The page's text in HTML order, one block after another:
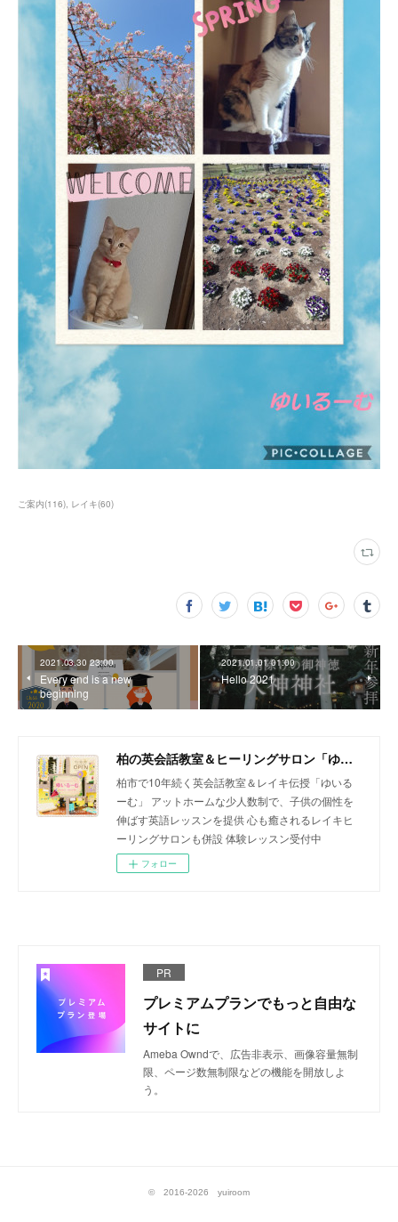
ご案内(116) レイキ(60)
2021.03.30 23:00
Every end is a new
beginning
2021.01.01 01:00
Hello 2021
柏の英会話教室＆ヒーリングサロン「ゆいるーむ」
柏市で10年続く英会話教室＆レイキ伝授「ゆいる
ーむ」 アットホームな少人数制で、子供の個性を
伸ばす英語レッスンを提供 心も癒されるレイキヒ
ーリングサロンも併設 体験レッスン受付中
フォロー
PR
プレミアムプランでもっと自由な
サイトに
Ameba Owndで、広告非表示、画像容量無制
限、ページ数無制限などの機能を開放しよ
う。
© 2016-2026 yuiroom